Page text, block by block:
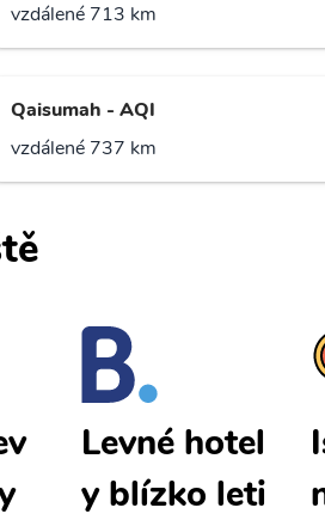
vzdálené 713 km
Qaisumah - AQI
vzdálené 737 km
Levné hotel
y blízko leti